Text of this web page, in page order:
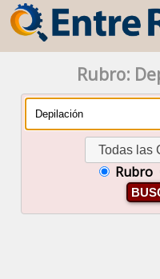
Rubro:
Todas las
Rubro